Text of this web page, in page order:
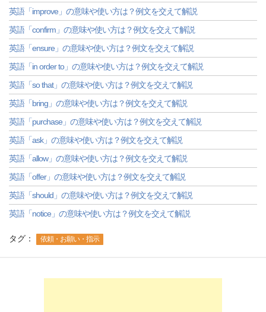
英語「improve」の意味や使い方は？例文を交えて解説
英語「confirm」の意味や使い方は？例文を交えて解説
英語「ensure」の意味や使い方は？例文を交えて解説
英語「in order to」の意味や使い方は？例文を交えて解説
英語「so that」の意味や使い方は？例文を交えて解説
英語「bring」の意味や使い方は？例文を交えて解説
英語「purchase」の意味や使い方は？例文を交えて解説
英語「ask」の意味や使い方は？例文を交えて解説
英語「allow」の意味や使い方は？例文を交えて解説
英語「offer」の意味や使い方は？例文を交えて解説
英語「should」の意味や使い方は？例文を交えて解説
英語「notice」の意味や使い方は？例文を交えて解説
タグ： 依頼・お願い・指示